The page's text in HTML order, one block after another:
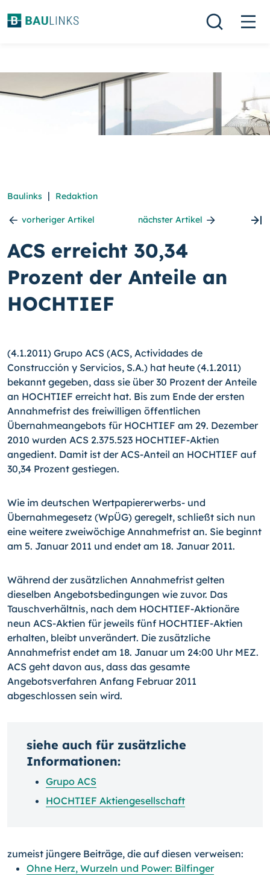
Baulinks | Redaktion
vorheriger Artikel nächster Artikel
ACS erreicht 30,34
Prozent der Anteile an
HOCHTIEF
(4.1.2011) Grupo ACS (ACS, Actividades de
Construcción y Servicios, S.A.) hat heute (4.1.2011)
bekannt gegeben, dass sie über 30 Prozent der Anteile
an HOCHTIEF erreicht hat. Bis zum Ende der ersten
Annahmefrist des freiwilligen öffentlichen
Übernahmeangebots für HOCHTIEF am 29. Dezember
2010 wurden ACS 2.375.523 HOCHTIEF-Aktien
angedient. Damit ist der ACS-Anteil an HOCHTIEF auf
30,34 Prozent gestiegen.
Wie im deutschen Wertpapiererwerbs- und
Übernahmegesetz (WpÜG) geregelt, schließt sich nun
eine weitere zweiwöchige Annahmefrist an. Sie beginnt
am 5. Januar 2011 und endet am 18. Januar 2011.
Während der zusätzlichen Annahmefrist gelten
dieselben Angebotsbedingungen wie zuvor. Das
Tauschverhältnis, nach dem HOCHTIEF-Aktionäre
neun ACS-Aktien für jeweils fünf HOCHTIEF-Aktien
erhalten, bleibt unverändert. Die zusätzliche
Annahmefrist endet am 18. Januar um 24:00 Uhr MEZ.
ACS geht davon aus, dass das gesamte
Angebotsverfahren Anfang Februar 2011
abgeschlossen sein wird.
siehe auch für zusätzliche
Informationen:
Grupo ACS
HOCHTIEF Aktiengesellschaft
zumeist jüngere Beiträge, die auf diesen verweisen:
Ohne Herz, Wurzeln und Power: Bilfinger